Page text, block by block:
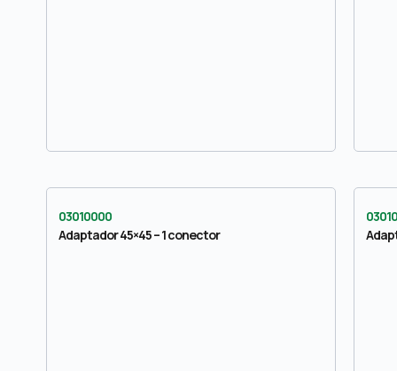
03010000
Adaptador 45×45 – 1 conector